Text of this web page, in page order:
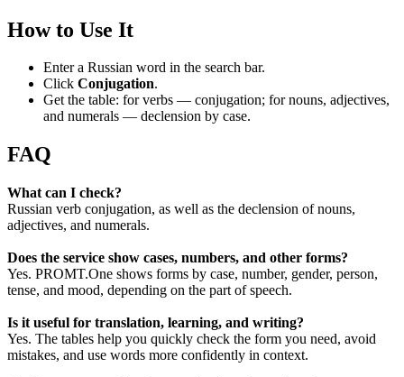
How to Use It
Enter a Russian word in the search bar.
Click Conjugation.
Get the table: for verbs — conjugation; for nouns, adjectives,
and numerals — declension by case.
FAQ
What can I check?
Russian verb conjugation, as well as the declension of nouns,
adjectives, and numerals.
Does the service show cases, numbers, and other forms?
Yes. PROMT.One shows forms by case, number, gender, person,
tense, and mood, depending on the part of speech.
Is it useful for translation, learning, and writing?
Yes. The tables help you quickly check the form you need, avoid
mistakes, and use words more confidently in context.